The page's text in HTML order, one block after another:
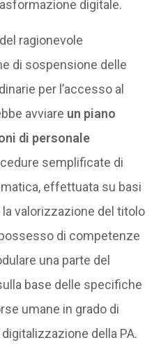
digitale.
ragionevole
di sospensione delle
per l’accesso al
avviare un piano
di personale
semplificate di
effettuata su basi
valorizzazione del titolo
di competenze
una parte del
base delle specifiche
umane in grado di
della PA.